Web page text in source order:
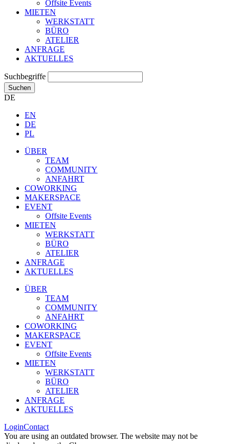
Offsite Events
MIETEN
WERKSTATT
BÜRO
ATELIER
ANFRAGE
AKTUELLES
Suchbegriffe
Suchen
DE
EN
DE
PL
ÜBER
TEAM
COMMUNITY
ANFAHRT
COWORKING
MAKERSPACE
EVENT
Offsite Events
MIETEN
WERKSTATT
BÜRO
ATELIER
ANFRAGE
AKTUELLES
ÜBER
TEAM
COMMUNITY
ANFAHRT
COWORKING
MAKERSPACE
EVENT
Offsite Events
MIETEN
WERKSTATT
BÜRO
ATELIER
ANFRAGE
AKTUELLES
LoginContact
You are using an outdated browser. The website may not be